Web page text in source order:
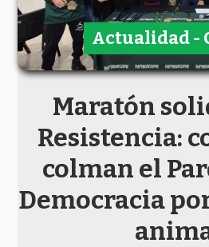
Maratón
Resistencia:
colman el
Democracia
Actualidad -